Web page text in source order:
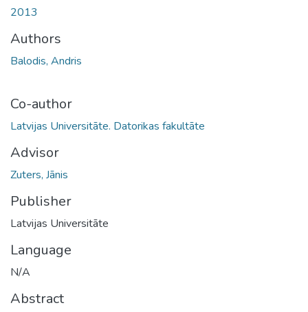
2013
Authors
Balodis, Andris
Co-author
Latvijas Universitāte. Datorikas fakultāte
Advisor
Zuters, Jānis
Publisher
Latvijas Universitāte
Language
N/A
Abstract